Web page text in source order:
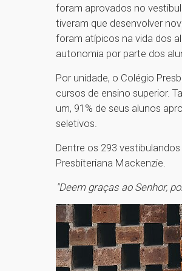
foram aprovados no
tiveram que desenvolver
foram atípicos na vida dos
autonomia por parte dos
Por unidade, o Colégio
cursos de ensino superior.
um, 91% de seus alunos
seletivos.
Dentre os 293
Presbiteriana Mackenzie.
"Deem graças ao Senhor,